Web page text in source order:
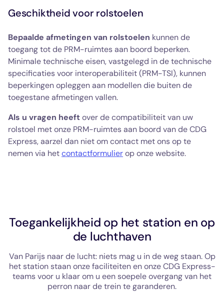
Geschiktheid voor rolstoelen
Bepaalde afmetingen van rolstoelen kunnen de
toegang tot de PRM-ruimtes aan boord beperken.
Minimale technische eisen, vastgelegd in de technische
specificaties voor interoperabiliteit (PRM-TSI), kunnen
beperkingen opleggen aan modellen die buiten de
toegestane afmetingen vallen.
Als u vragen heeftover de compatibiliteit van uw
rolstoel met onze PRM-ruimtes aan boord van de CDG
Express, aarzel dan niet om contact met ons op te
nemen via hetcontactformulierop onze website.
Toegankelijkheid op het station en op
de luchthaven
Van Parijs naar de lucht: niets mag u in de weg staan. Op
het station staan onze faciliteiten en onze CDG Express-
teams voor u klaar om u een soepele overgang van het
perron naar de trein te garanderen.